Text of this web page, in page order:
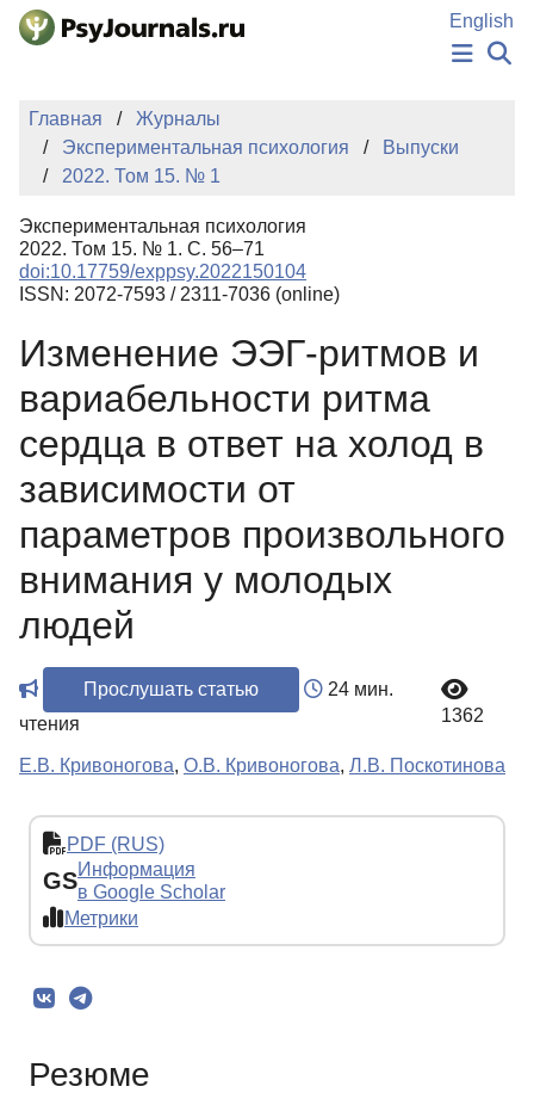
Перейти к основному содержанию
English
НОВОСТИ
КЛЮЧЕВЫЕ СЛОВА
Регистрация
Главная
Журналы
Экспериментальная психология
Выпуски
2022. Том 15. № 1
Экспериментальная психология
2022. Том 15. № 1. С. 56–71
doi:10.17759/exppsy.2022150104
ISSN: 2072-7593 / 2311-7036 (online)
Изменение ЭЭГ-ритмов и
вариабельности ритма
сердца в ответ на холод в
зависимости от
параметров произвольного
внимания у молодых
людей
Прослушать статью
24 мин.
чтения
1362
Е.В. Кривоногова, О.В. Кривоногова, Л.В. Поскотинова
PDF (RUS)
GSИнформация
в Google Scholar
Метрики
Резюме